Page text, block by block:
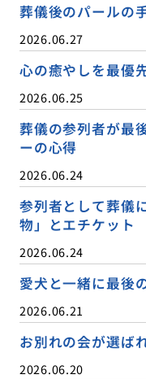
葬儀後のパールの
2026.06.27
心の癒やしを最優
2026.06.25
葬儀の参列者が最
ーの心得
2026.06.24
参列者として葬儀
物」とエチケット
2026.06.24
愛犬と一緒に最後
2026.06.21
お別れの会が選ば
2026.06.20